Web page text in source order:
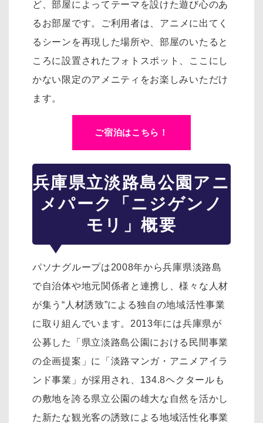
ど、部屋によってテーマを設けた遊び心のあ
るお部屋です。
ご利用者は、アニメに出てく
るシーンを再現した場所や、部屋のいたると
ころに設置されたフォトスポット、
ここにし
かない限定のアメニティをお楽しみいただけ
ます。
ご宿泊はこちら！
兵庫県立淡路島公園アニ
メパーク「ニジゲンノ
モリ」概要
パソナグループは2008年から兵庫県淡路島
で自治体や地元関係者と連携し、様々な人材
が集う“人材誘致”による独自の地域活性事業
に取り組んでいます。2013年には兵庫県が
公募した「県立淡路島公園における民間事業
の企画提案」に「淡路マンガ・アニメアイラ
ンド事業」が採用され、134.8ヘクタールも
の敷地を誇る県立公園の雄大な自然を活かし
た新たな観光客の誘致による地域活性化事業